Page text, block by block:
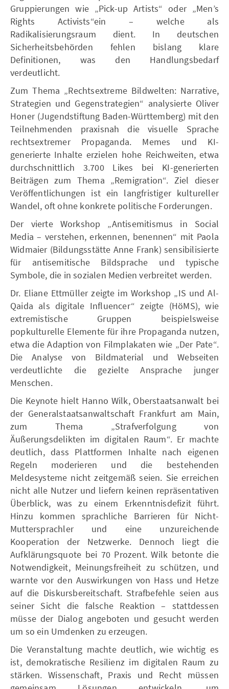
Gruppierungen wie „Pick-up Artists“ oder „Men’s
Rights Activists“ein – welche als
Radikalisierungsraum dient. In deutschen
Sicherheitsbehörden fehlen bislang klare
Definitionen, was den Handlungsbedarf
verdeutlicht.
Zum Thema „Rechtsextreme Bildwelten: Narrative,
Strategien und Gegenstrategien“ analysierte Oliver
Honer (Jugendstiftung Baden-Württemberg) mit den
Teilnehmenden praxisnah die visuelle Sprache
rechtsextremer Propaganda. Memes und KI-
generierte Inhalte erzielen hohe Reichweiten, etwa
durchschnittlich 3.700 Likes bei KI-generierten
Beiträgen zum Thema „Remigration“. Ziel dieser
Veröffentlichungen ist ein langfristiger kultureller
Wandel, oft ohne konkrete politische Forderungen.
Der vierte Workshop „Antisemitismus in Social
Media – verstehen, erkennen, benennen“ mit Paola
Widmaier (Bildungsstätte Anne Frank) sensibilisierte
für antisemitische Bildsprache und typische
Symbole, die in sozialen Medien verbreitet werden.
Dr. Eliane Ettmüller zeigte im Workshop „IS und Al-
Qaida als digitale Influencer“ zeigte (HöMS), wie
extremistische Gruppen beispielsweise
popkulturelle Elemente für ihre Propaganda nutzen,
etwa die Adaption von Filmplakaten wie „Der Pate“.
Die Analyse von Bildmaterial und Webseiten
verdeutlichte die gezielte Ansprache junger
Menschen.
Die Keynote hielt Hanno Wilk, Oberstaatsanwalt bei
der Generalstaatsanwaltschaft Frankfurt am Main,
zum Thema „Strafverfolgung von
Äußerungsdelikten im digitalen Raum“. Er machte
deutlich, dass Plattformen Inhalte nach eigenen
Regeln moderieren und die bestehenden
Meldesysteme nicht zeitgemäß seien. Sie erreichen
nicht alle Nutzer und liefern keinen repräsentativen
Überblick, was zu einem Erkenntnisdefizit führt.
Hinzu kommen sprachliche Barrieren für Nicht-
Muttersprachler und eine unzureichende
Kooperation der Netzwerke. Dennoch liegt die
Aufklärungsquote bei 70 Prozent. Wilk betonte die
Notwendigkeit, Meinungsfreiheit zu schützen, und
warnte vor den Auswirkungen von Hass und Hetze
auf die Diskursbereitschaft. Strafbefehle seien aus
seiner Sicht die falsche Reaktion – stattdessen
müsse der Dialog angeboten und gesucht werden
um so ein Umdenken zu erzeugen.
Die Veranstaltung machte deutlich, wie wichtig es
ist, demokratische Resilienz im digitalen Raum zu
stärken. Wissenschaft, Praxis und Recht müssen